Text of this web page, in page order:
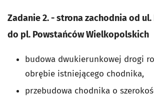
Zadanie 2. - strona zachodnia od
do pl. Powstańców Wielkopolskich
budowa dwukierunkowej drogi
obrębie istniejącego chodnika,
przebudowa chodnika o